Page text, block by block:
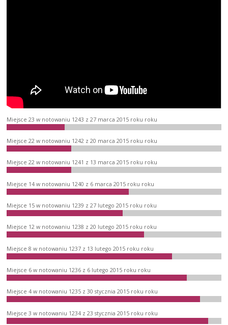
Miejsce 23 w notowaniu 1243 z 27 marca 2015 roku roku
Miejsce 22 w notowaniu 1242 z 20 marca 2015 roku roku
Miejsce 22 w notowaniu 1241 z 13 marca 2015 roku roku
Miejsce 14 w notowaniu 1240 z 6 marca 2015 roku roku
Miejsce 15 w notowaniu 1239 z 27 lutego 2015 roku roku
Miejsce 12 w notowaniu 1238 z 20 lutego 2015 roku roku
Miejsce 8 w notowaniu 1237 z 13 lutego 2015 roku roku
Miejsce 6 w notowaniu 1236 z 6 lutego 2015 roku roku
Miejsce 4 w notowaniu 1235 z 30 stycznia 2015 roku roku
Miejsce 3 w notowaniu 1234 z 23 stycznia 2015 roku roku